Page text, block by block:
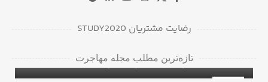
رضایت مشتریان STUDY2020
تازه‌ترین مطلب مجله مهاجرت
برای دانشجویان بین‌المللی